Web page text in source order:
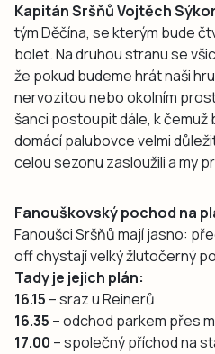
Kapitán Sršňů Vojtěch
tým Děčína, se kterým bude
bolet. Na druhou stranu se
že pokud budeme hrát naši
nervozitou nebo okolním
šanci postoupit dále, k čemuž
domácí palubovce velmi
celou sezonu zasloužili a my
Fanouškovský pochod na
Fanoušci Sršňů mají jasno:
off chystají velký žlutočerný
Tady je jejich plán:
16.15 – sraz u Reinerů
16.35 – odchod parkem přes
17.00 – společný příchod na